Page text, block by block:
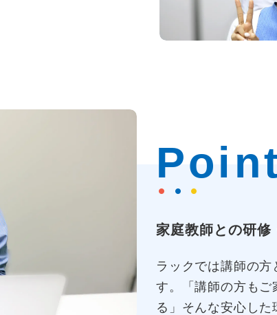
家庭教師との研
ラックでは講師の方
す。「講師の方もご
る」そんな安心した